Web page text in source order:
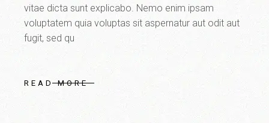
vitae dicta sunt explicabo. Nemo enim ipsam
voluptatem quia voluptas sit aspernatur aut odit aut
fugit, sed qu
READ MORE